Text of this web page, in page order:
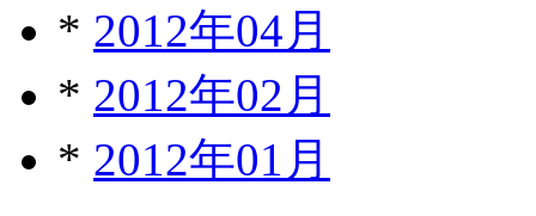
* 2012年04月
* 2012年02月
* 2012年01月